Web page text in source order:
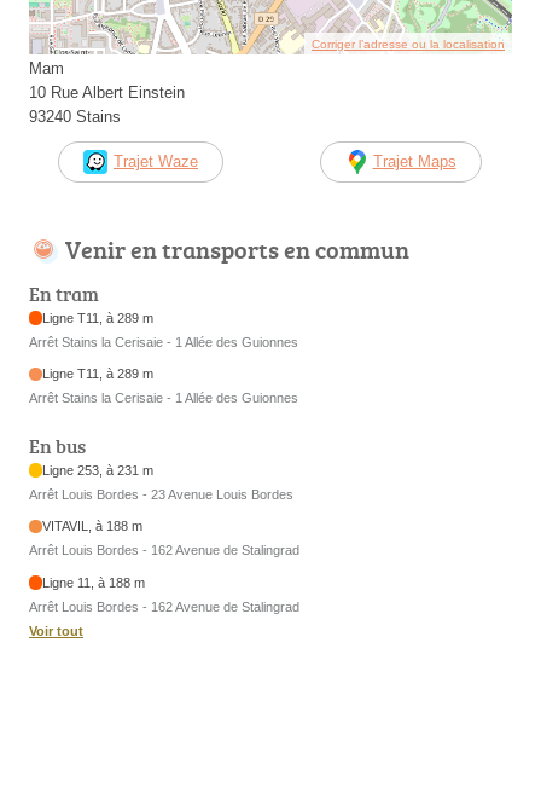
Corriger l’adresse ou la localisation
Mam
10 Rue Albert Einstein
93240 Stains
Trajet Waze Trajet Maps
Venir en transports en commun
En tram
Ligne T11, à 289 m
Arrêt Stains la Cerisaie - 1 Allée des Guionnes
Ligne T11, à 289 m
Arrêt Stains la Cerisaie - 1 Allée des Guionnes
En bus
Ligne 253, à 231 m
Arrêt Louis Bordes - 23 Avenue Louis Bordes
VITAVIL, à 188 m
Arrêt Louis Bordes - 162 Avenue de Stalingrad
Ligne 11, à 188 m
Arrêt Louis Bordes - 162 Avenue de Stalingrad
Voir tout